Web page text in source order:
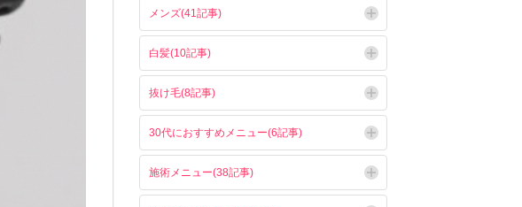
メンズ(41記事)
白髪(10記事)
抜け毛(8記事)
30代におすすめメニュー(6記事)
施術メニュー(38記事)